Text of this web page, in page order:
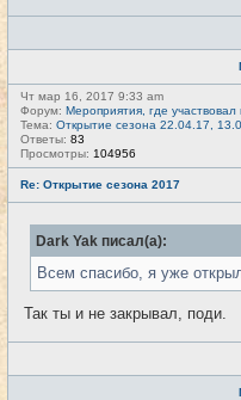
Чт мар 16, 2017 9:33 am
Форум: Мероприятия, где
Тема: Открытие сезона 22.04.17,
Ответы: 83
Просмотры: 104956
Re: Открытие сезона 2017
Dark Yak писал(а):
Всем спасибо, я уже
Так ты и не закрывал, поди.